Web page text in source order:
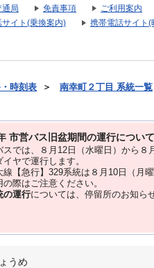
局 免責事項 ご利用案内
サイト(乗換案内)
携帯電話サイト(
時刻表 ＞ 南幸町２丁目 系統一覧
市営バス旧盆期間の運行について
では、８⽉12⽇（水曜日）から８
イヤで運⾏します。
【急行】329系統は８月10日（月曜
際はご注意ください。
の運行については、停留所のお知ら
うめ